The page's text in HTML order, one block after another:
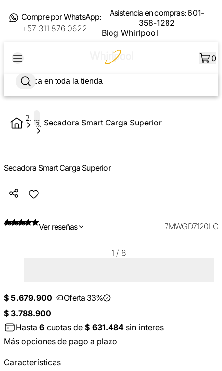
Compre por WhatsApp:
+57 311 876 0622
Asistencia en compras:601-
358-1282
Blog Whirlpool
0
... Secadora Smart Carga Superior
Secadora Smart Carga Superior
Ver reseñas 7MWGD7120LC
1 / 8
$ 5.679.900
Oferta 33%
$ 3.788.900
Hasta6 cuotas de$ 631.484 sin interes
Más opciones de pago a plazo
Características